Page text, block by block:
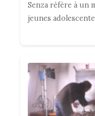
Senza réfère à un
jeunes